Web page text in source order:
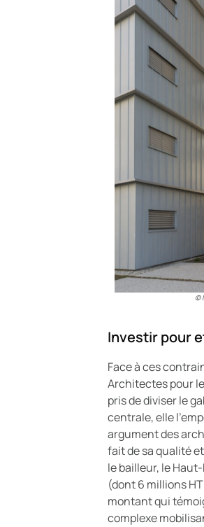
©
Investir pour
Face à ces
Architectes pour
pris de diviser le
centrale, elle
argument des
fait de sa qualité
le bailleur, le
(dont 6 millions
montant qui
complexe